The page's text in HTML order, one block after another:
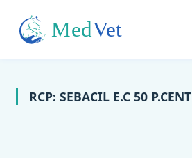
RCP: SEBACIL E.C 50 P.CENT